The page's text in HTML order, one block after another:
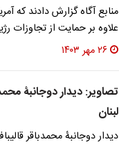
منابع آگاه گزارش دادند که
علاوه بر حمایت از تجاوزات
۲۶ مهر ۱۴۰۳
تصاویر: دیدار دوجانبۀ
لبنان
دیدار دوجانبۀ محمدباقر